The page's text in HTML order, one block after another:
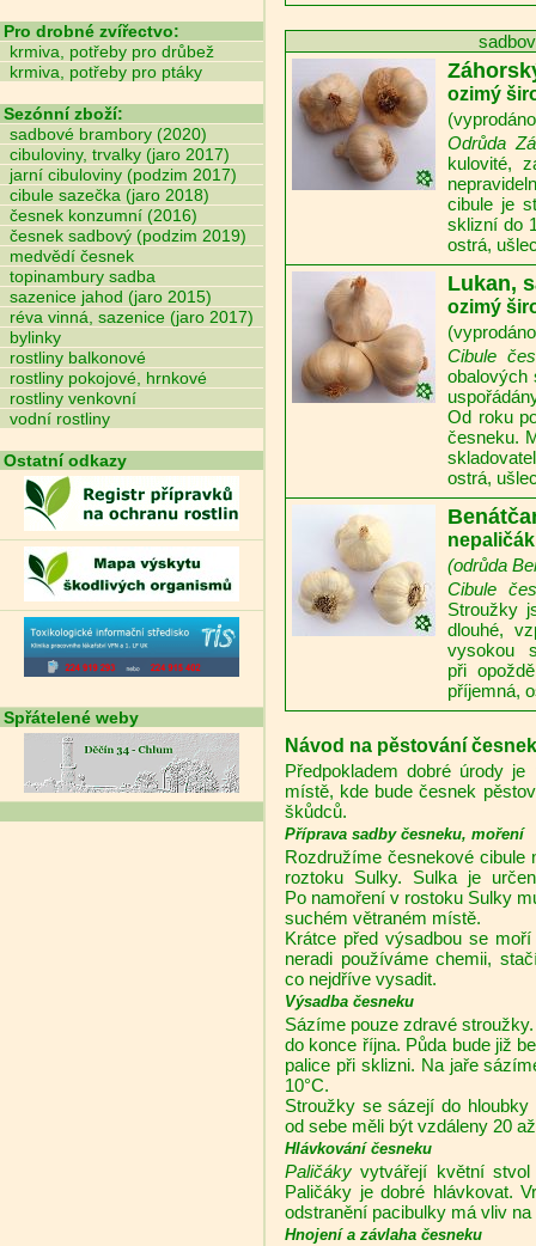
Pro drobné zvířectvo:
krmiva, potřeby pro drůbež
krmiva, potřeby pro ptáky
Sezónní zboží:
sadbové brambory (2020)
cibuloviny, trvalky (jaro 2017)
jarní cibuloviny (podzim 2017)
cibule sazečka (jaro 2018)
česnek konzumní (2016)
česnek sadbový (podzim 2019)
medvědí česnek
topinambury sadba
sazenice jahod (jaro 2015)
réva vinná, sazenice (jaro 2017)
bylinky
rostliny balkonové
rostliny pokojové, hrnkové
rostliny venkovní
vodní rostliny
Ostatní odkazy
Spřátelené weby
ozimý
Odrůda
kulovité,
cibule je
sklizní do
ostrá,
Lukan,
ozimý
Cibule
obalových
Od roku
česneku.
ostrá,
(odrůda
Cibule
Stroužky
dlouhé,
vysokou
při
příjemná,
Návod na pěstování
Předpokladem dobré úrody
místě, kde bude česnek
škůdců.
Příprava sadby česneku, moření
Rozdružíme česnekové
roztoku Sulky. Sulka je
Po namoření v rostoku Sulky
suchém větraném místě.
Krátce před výsadbou se
neradi používáme chemii,
co nejdříve vysadit.
Výsadba česneku
Sázíme pouze zdravé
do konce října. Půda bude již
palice při sklizni. Na jaře
10°C.
Stroužky se sázejí do
od sebe měli být vzdáleny 20
Hlávkování česneku
Paličáky vytvářejí květní
Paličáky je dobré hlávkovat.
odstranění pacibulky má vliv
Hnojení a závlaha česneku